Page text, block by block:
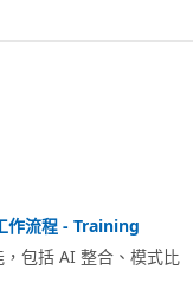
作流程 - Training
包括 AI 整合、模式比